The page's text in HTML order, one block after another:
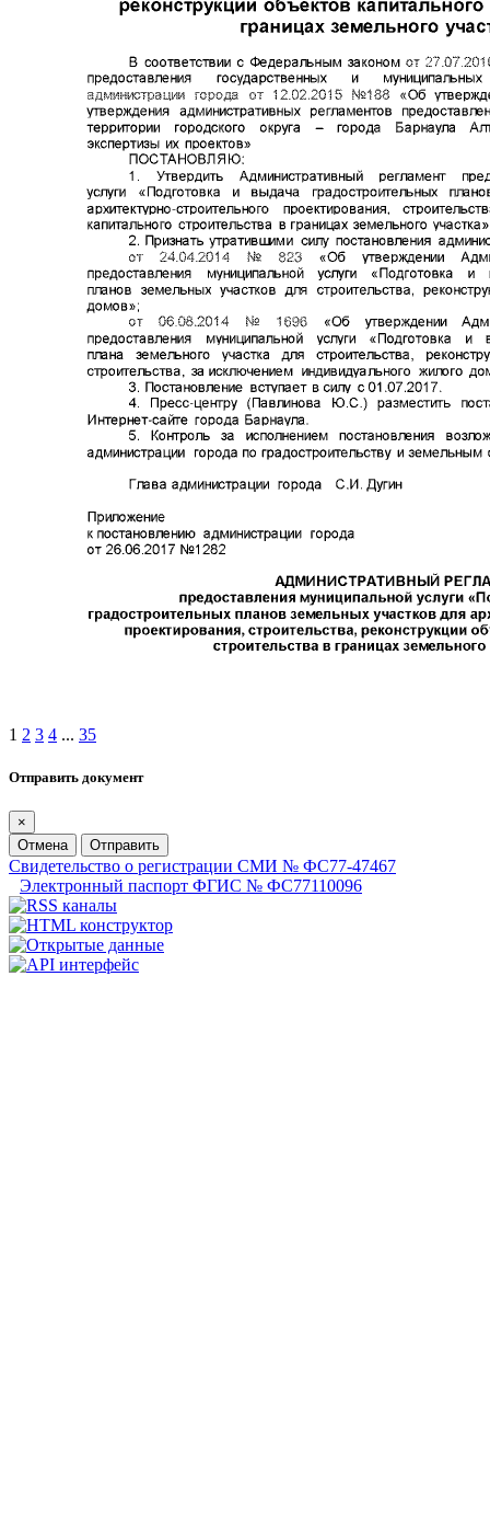
1 2 3 4 ... 35
Отправить документ
×
Отмена
Отправить
Свидетельство о регистрации СМИ № ФС77-47467
Электронный паспорт ФГИС № ФС77110096